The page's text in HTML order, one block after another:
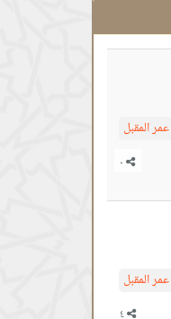
عمر المقبل
عمر المقبل